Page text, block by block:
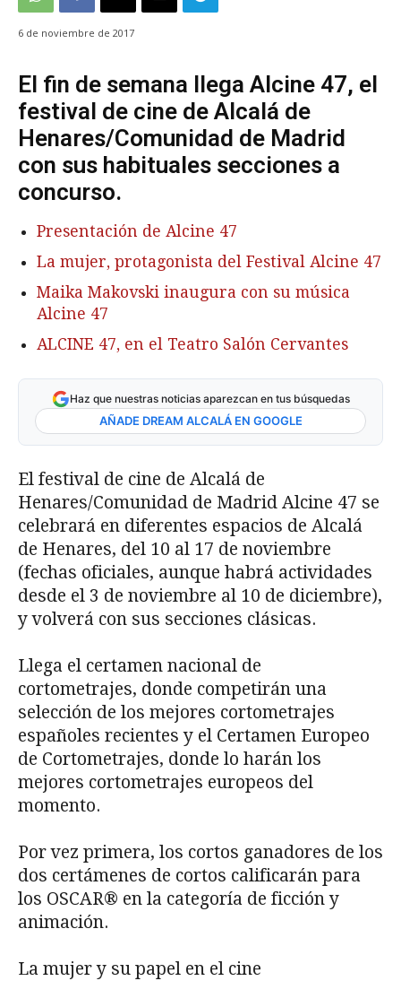
6 de noviembre de 2017
El fin de semana llega Alcine 47, el
festival de cine de Alcalá de
Henares/Comunidad de Madrid
con sus habituales secciones a
concurso.
Presentación de Alcine 47
La mujer, protagonista del Festival Alcine 47
Maika Makovski inaugura con su música
Alcine 47
ALCINE 47, en el Teatro Salón Cervantes
Haz que nuestras noticias aparezcan en tus búsquedas
AÑADE DREAM ALCALÁ EN GOOGLE
El festival de cine de Alcalá de
Henares/Comunidad de Madrid Alcine 47 se
celebrará en diferentes espacios de Alcalá
de Henares, del 10 al 17 de noviembre
(fechas oficiales, aunque habrá actividades
desde el 3 de noviembre al 10 de diciembre),
y volverá con sus secciones clásicas.
Llega el certamen nacional de
cortometrajes, donde competirán una
selección de los mejores cortometrajes
españoles recientes y el Certamen Europeo
de Cortometrajes, donde lo harán los
mejores cortometrajes europeos del
momento.
Por vez primera, los cortos ganadores de los
dos certámenes de cortos calificarán para
los OSCAR® en la categoría de ficción y
animación.
La mujer y su papel en el cine